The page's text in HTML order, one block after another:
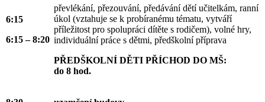
6:15
6:15 – 8:20
převlékání, přezouvání, předávání dětí učitelkám, ranní
úkol (vztahuje se k probíranému tématu, vytváří
příležitost pro spolupráci dítěte s rodičem), volné hry,
individuální práce s dětmi, předškolní příprava
PŘEDŠKOLNÍ DĚTI PŘÍCHOD DO MŠ:
do 8 hod.